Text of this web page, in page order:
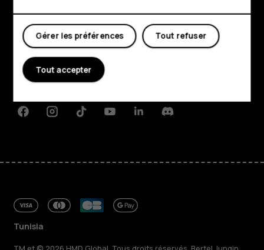
À propos
Planet and people
FacebookInstagramTiktokYoutubeLinkedinDiscord
Tunisia
Tout refuser
Gérer les préférences
Tout accepter